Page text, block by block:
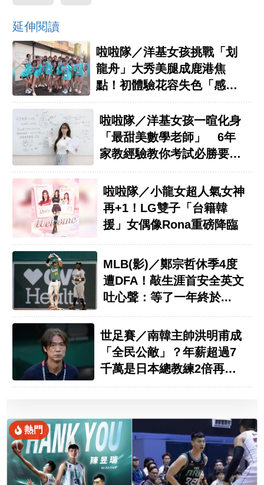
延伸閱讀
啦啦隊／洋基女孩挑戰「划
龍舟」大秀美腿成鹿港焦
點！初體驗花容失色「感覺
啦啦隊／洋基女孩一暄化身
「最甜美數學老師」 6年
家教經驗教你考試必勝要
啦啦隊／小龍女超人氣女神
再+1！LG雙子「台籍韓
援」女偶像Rona重磅降臨
MLB(影)／鄭宗哲休季4度
遭DFA！敲生涯首安全英文
吐心聲：等了一年終於...
世足賽／南韓主帥洪明甫成
「全民公敵」？年薪超過7
千萬是日本總教練2倍再被
熱門